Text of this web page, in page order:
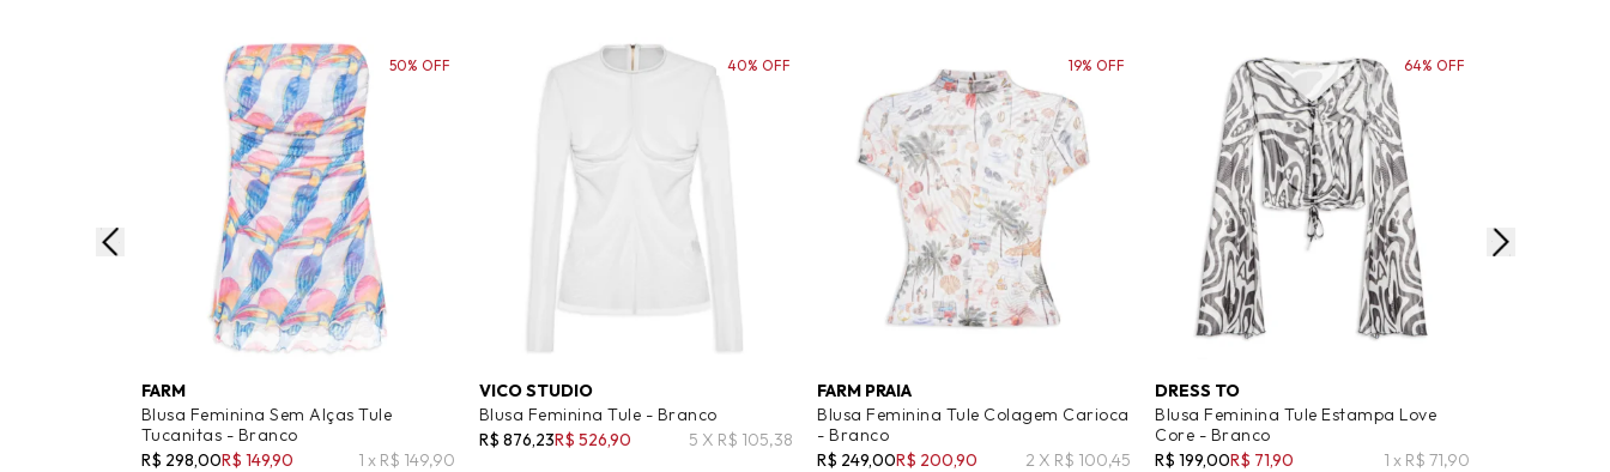
FARM
Blusa Feminina Sem Alças Tule
Tucanitas - Branco
R$ 298,00R$ 149,90 1 x R$ 149,90
50% OFF
VICO STUDIO
Blusa Feminina Tule - Branco
R$ 876,23R$ 526,90 5 X R$ 105,38
40% OFF
FARM PRAIA
Blusa Feminina Tule Colagem Carioca
- Branco
R$ 249,00R$ 200,90 2 X R$ 100,45
19% OFF
DRESS TO
Blusa Feminina Tule Estampa Love
Core - Branco
R$ 199,00R$ 71,90 1 x R$ 71,90
64% OFF